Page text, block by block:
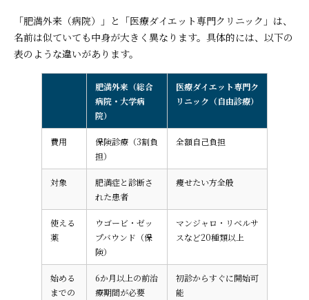
「肥満外来（病院）」と「医療ダイエット専門クリニック」は、
名前は似ていても中身が大きく異なります。具体的には、以下の
表のような違いがあります。
肥満外来（総合
病院・大学病
院）
医療ダイエット専門ク
リニック（自由診療）
費用
保険診療（3割負
担）
全額自己負担
対象
肥満症と診断さ
れた患者
痩せたい方全般
使える
薬
ウゴービ・ゼッ
プバウンド（保
険）
マンジャロ・リベルサ
スなど20種類以上
始める
までの
6か月以上の前治
療期間が必要
初診からすぐに開始可
能